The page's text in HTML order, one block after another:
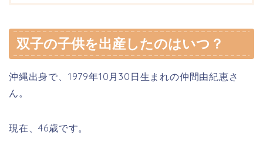
双子の子供を出産したのはいつ？
沖縄出身で、1979年10月30日生まれの仲間由紀恵さ
ん。
現在、46歳です。